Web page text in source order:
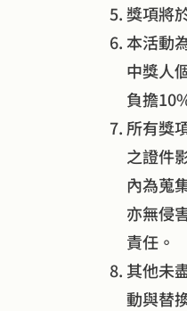
獎項將
本活動
中獎人
負擔
所有獎
之證件
內為蒐
亦無侵
責任。
其他未
動與替